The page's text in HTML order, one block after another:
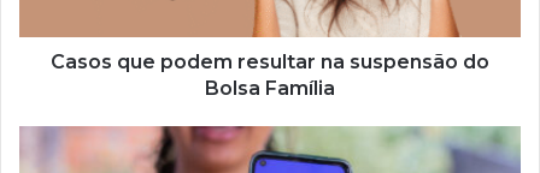
Família
Casos que podem resultar na suspensão do
Bolsa Família
Tem